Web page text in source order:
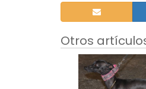
Otros